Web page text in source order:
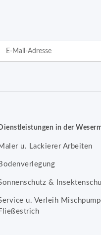
Dienstleistungen in der
u. Lackierer Arbeiten
&
u. Verleih